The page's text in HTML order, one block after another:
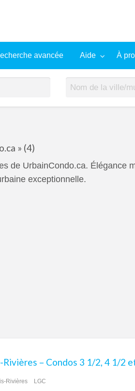
avancée Aide À
» (4)
de UrbainCondo.ca. Élégance
exceptionnelle.
Rivières LGC